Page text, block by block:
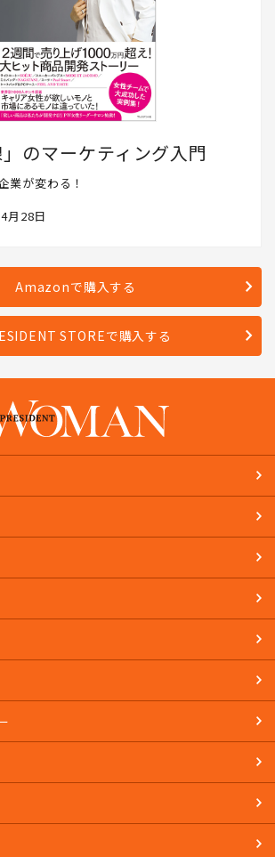
」のマーケティング入門
業が変わる！
月28日
Amazonで購入する
STOREで購入する